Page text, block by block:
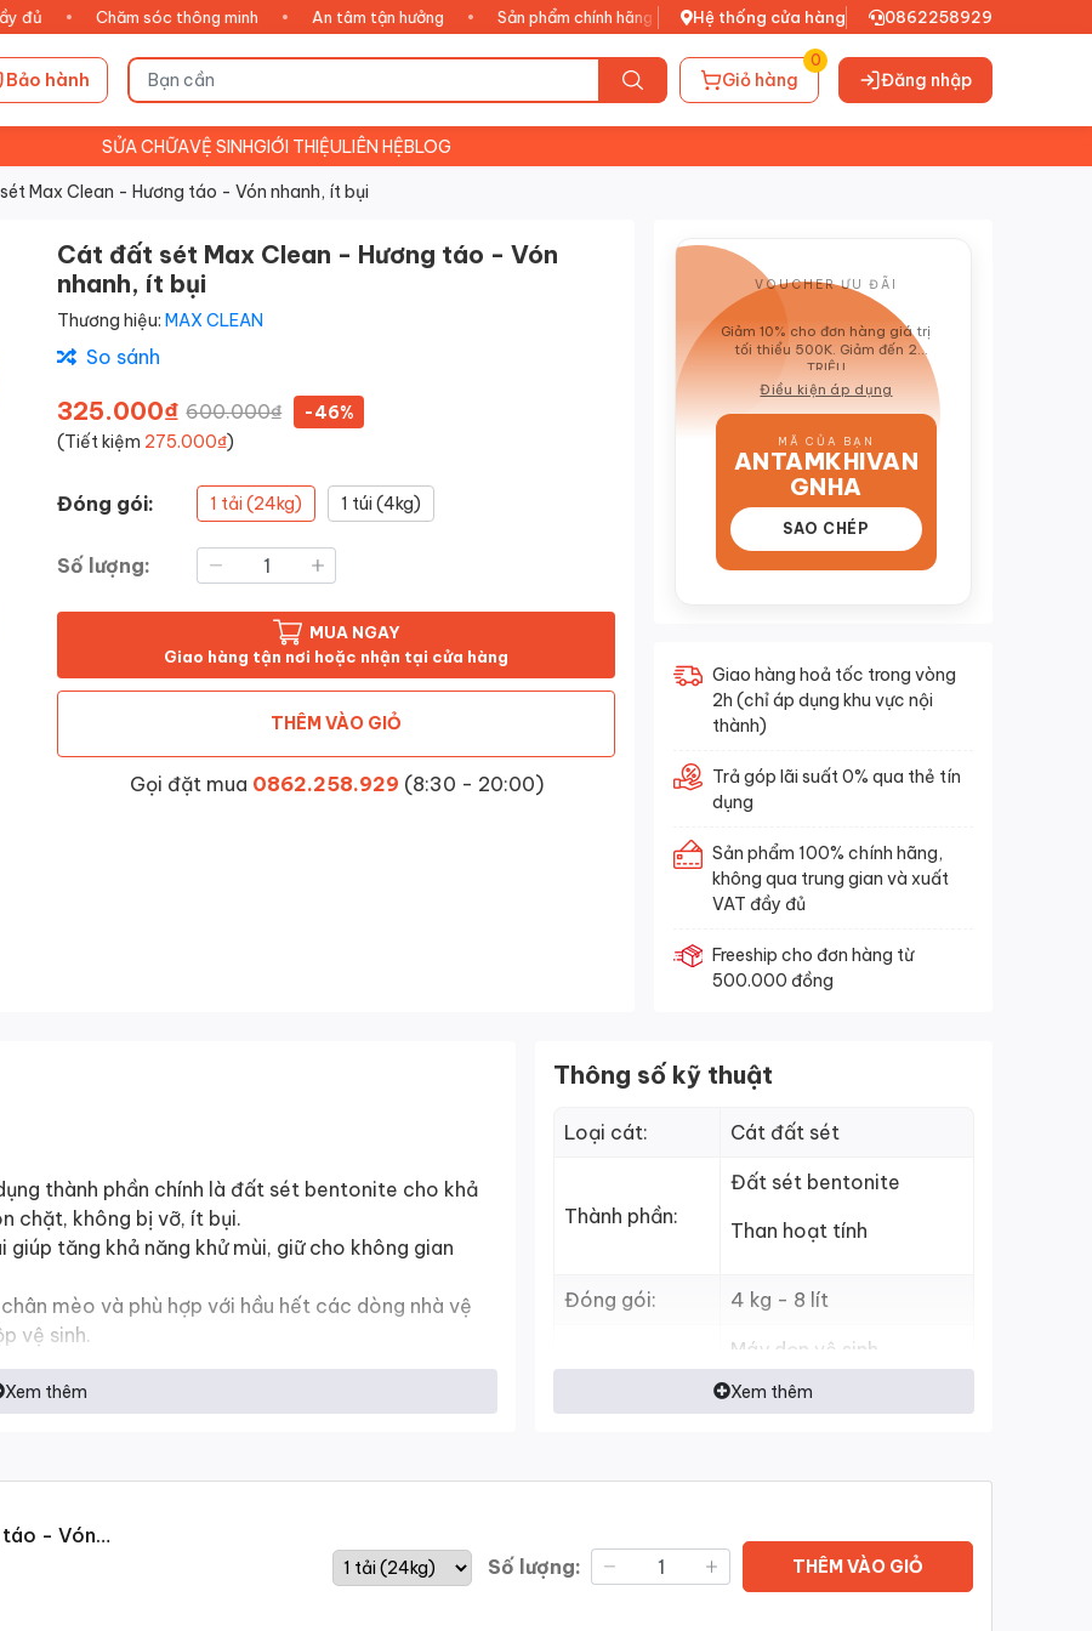
• Chăm sóc thông minh • An tâm tận hưởng • Sản phẩm chính hãng • Xuất VAT đầy đủ •
Hệ thống cửa hàng 0862258929
Bảo hành Giỏ hàng
0
Đăng nhập
SỬA CHỮAVỆ SINHGIỚI THIỆULIÊN HỆBLOG
Max Clean - Hương táo - Vón nhanh, ít bụi
Cát đất sét Max Clean - Hương táo - Vón
nhanh, ít bụi
Thương hiệu:MAX CLEAN
So sánh
325.000₫ 600.000₫
-46%
(Tiết kiệm 275.000₫)
Đóng gói: 1 tải (24kg) 1 túi (4kg)
Số lượng:
MUA NGAY
Giao hàng tận nơi hoặc nhận tại cửa hàng
THÊM VÀO GIỎ
Gọi đặt mua 0862.258.929 (8:30 - 20:00)
VOUCHER ƯU ĐÃI
Giảm 10% cho đơn hàng giá trị
tối thiểu 500K. Giảm đến 2
TRIỆU
Điều kiện áp dụng
MÃ CỦA BẠN
ANTAMKHIVAN
GNHA
SAO CHÉP
Giao hàng hoả tốc trong vòng
2h (chỉ áp dụng khu vực nội
thành)
Trả góp lãi suất 0% qua thẻ tín
dụng
Sản phẩm 100% chính hãng,
không qua trung gian và xuất
VAT đầy đủ
Freeship cho đơn hàng từ
500.000 đồng
thành phần chính là đất sét bentonite cho khả
chặt, không bị vỡ, ít bụi.
tăng khả năng khử mùi, giữ cho không gian
mèo và phù hợp với hầu hết các dòng nhà vệ
vệ sinh.
mèo
Xem thêm
Thông số kỹ thuật
Loại cát: Cát đất sét
Thành phần:
Đất sét bentonite
Than hoạt tính
Đóng gói: 4 kg - 8 lít
Máy dọn vệ sinh
Khay cát
Khử mùi tốt
Xem thêm
táo - Vón
Số lượng: THÊM VÀO GIỎ